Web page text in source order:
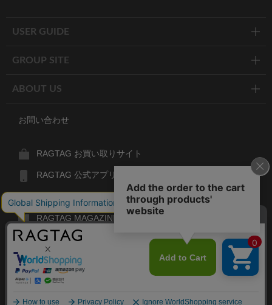
USER GUIDE
GROUP SITE
ABOUT US
お問い合わせ
RAGTAG お買い取りサイト
RAGTAG 公式アプリ
RAGTAG MEMBER'S CARD
RAGTAG MAGAZINE
RAGTAG Global